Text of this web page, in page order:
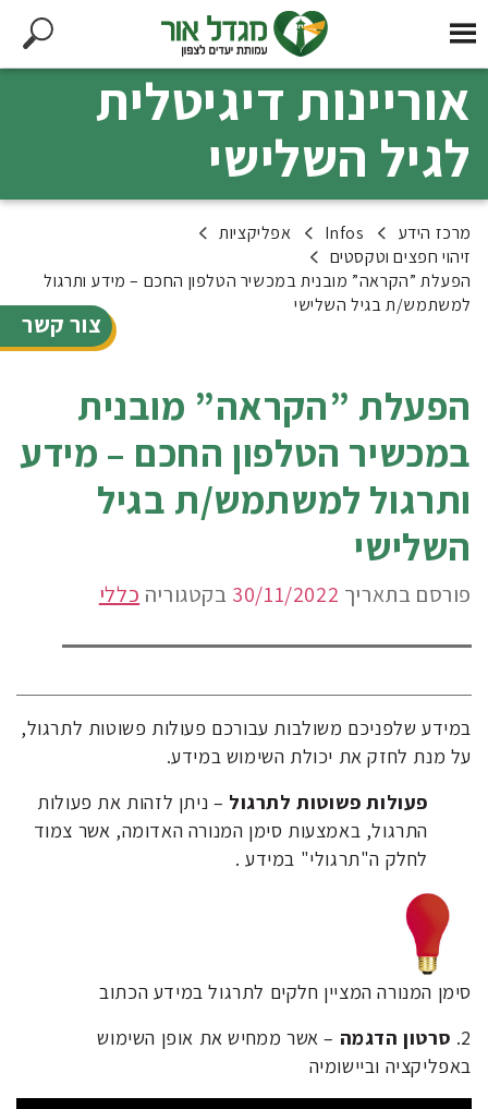
צור קשר
אוריינות דיגיטלית
לגיל השלישי
מרכז הידע Infos
אפליקציות
זיהוי חפצים וטקסטים
הפעלת ”הקראה” מובנית במכשיר הטלפון החכם – מידע ותרגול
למשתמש/ת בגיל השלישי
הפעלת ”הקראה” מובנית
במכשיר הטלפון החכם – מידע
ותרגול למשתמש/ת בגיל
השלישי
פורסם בתאריך 30/11/2022 בקטגוריה כללי
במידע שלפניכם משולבות עבורכם פעולות פשוטות לתרגול,
על מנת לחזק את יכולת השימוש במידע.
פעולות פשוטות לתרגול – ניתן לזהות את פעולות
התרגול, באמצעות סימן המנורה האדומה, אשר צמוד
לחלק ה"תרגולי" במידע .
סימן המנורה המציין חלקים לתרגול במידע הכתוב
2. סרטון הדגמה – אשר ממחיש את אופן השימוש
באפליקציה וביישומיה